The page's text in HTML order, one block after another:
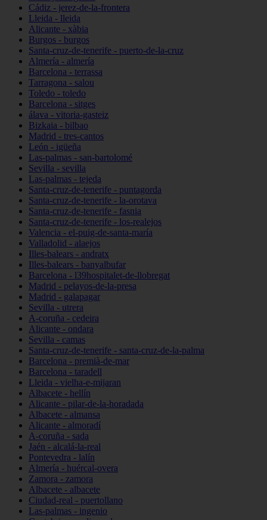
Cádiz - jerez-de-la-frontera
Lleida - lleida
Alicante - xàbia
Burgos - burgos
Santa-cruz-de-tenerife - puerto-de-la-cruz
Almería - almería
Barcelona - terrassa
Tarragona - salou
Toledo - toledo
Barcelona - sitges
álava - vitoria-gasteiz
Bizkaia - bilbao
Madrid - tres-cantos
León - igüeña
Las-palmas - san-bartolomé
Sevilla - sevilla
Las-palmas - tejeda
Santa-cruz-de-tenerife - puntagorda
Santa-cruz-de-tenerife - la-orotava
Santa-cruz-de-tenerife - fasnia
Santa-cruz-de-tenerife - los-realejos
Valencia - el-puig-de-santa-maría
Valladolid - alaejos
Illes-balears - andratx
Illes-balears - banyalbufar
Barcelona - l39hospitalet-de-llobregat
Madrid - pelayos-de-la-presa
Madrid - galapagar
Sevilla - utrera
A-coruña - cedeira
Alicante - ondara
Sevilla - camas
Santa-cruz-de-tenerife - santa-cruz-de-la-palma
Barcelona - premià-de-mar
Barcelona - taradell
Lleida - vielha-e-mijaran
Albacete - hellín
Alicante - pilar-de-la-horadada
Albacete - almansa
Alicante - almoradí
A-coruña - sada
Jaén - alcalá-la-real
Pontevedra - lalín
Almería - huércal-overa
Zamora - zamora
Albacete - albacete
Ciudad-real - puertollano
Las-palmas - ingenio